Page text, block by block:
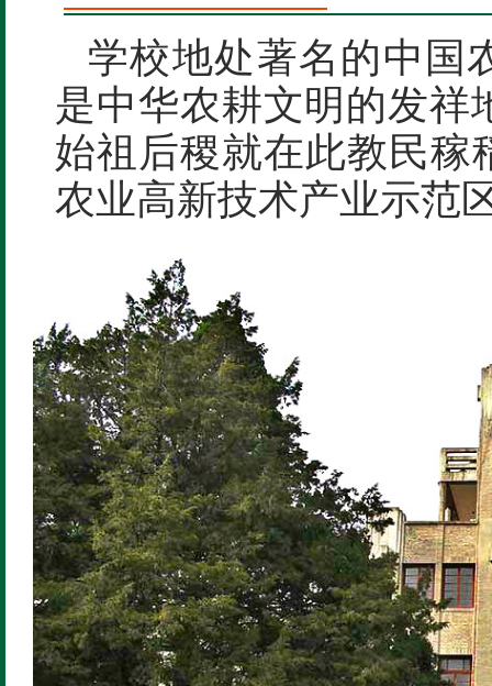
学校地处著名的中
是中华农耕文明的发祥
始祖后稷就在此教民稼
农业高新技术产业示范